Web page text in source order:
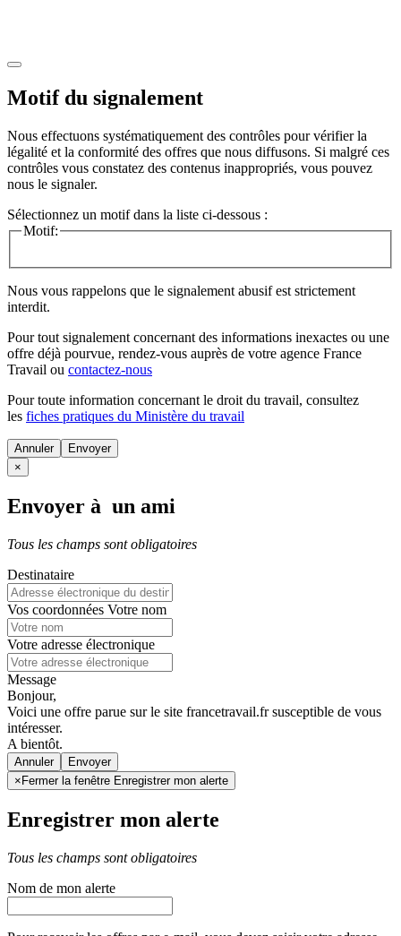
Motif du signalement
Nous effectuons systématiquement des contrôles pour vérifier la
légalité et la conformité des offres que nous diffusons. Si malgré ces
contrôles vous constatez des contenus inappropriés, vous pouvez
nous le signaler.
Sélectionnez un motif dans la liste ci-dessous :
Motif:
Nous vous rappelons que le signalement abusif est strictement
interdit.
Pour tout signalement concernant des informations inexactes ou une
offre déjà pourvue, rendez-vous auprès de votre agence France
Travail ou contactez-nous
Pour toute information concernant le droit du travail, consultez
les fiches pratiques du Ministère du travail
Annuler
×
Envoyer à un ami
Tous les champs sont obligatoires
Destinataire
Vos coordonnées Votre nom
Votre adresse électronique
Message
Bonjour,
Voici une offre parue sur le site francetravail.fr susceptible de vous
intéresser.
A bientôt.
Annuler
× Fermer la fenêtre Enregistrer mon alerte
Enregistrer mon alerte
Tous les champs sont obligatoires
Nom de mon alerte